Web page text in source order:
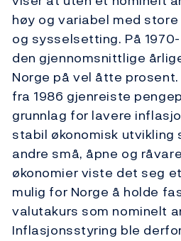
høy og variabel med
og sysselsetting. På
den gjennomsnittlige
Norge på vel åtte
fra 1986 gjenreiste
grunnlag for lavere
stabil økonomisk utvikling
andre små, åpne og
økonomier viste det seg
mulig for Norge å holde
valutakurs som nominelt
Inflasjonsstyring ble